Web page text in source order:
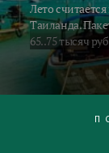
Лето
Таиланда.
65..75 тысяч
время
наполовину,
тайского